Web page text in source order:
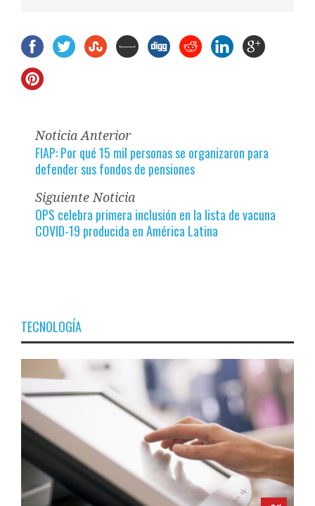
Noticia Anterior
FIAP: Por qué 15 mil personas se organizaron para
defender sus fondos de pensiones
Siguiente Noticia
OPS celebra primera inclusión en la lista de vacuna
COVID-19 producida en América Latina
TECNOLOGÍA